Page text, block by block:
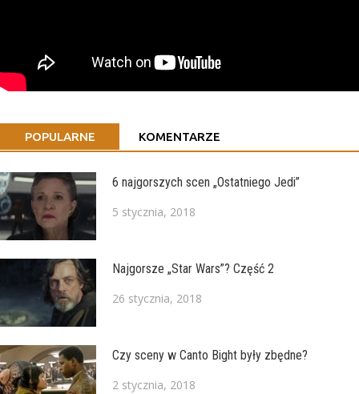
POPULARNE KOMENTARZE
6 najgorszych scen „Ostatniego Jedi”
5 stycznia, 2018
Najgorsze „Star Wars”? Część 2
26 stycznia, 2018
Czy sceny w Canto Bight były zbędne?
2 stycznia, 2018